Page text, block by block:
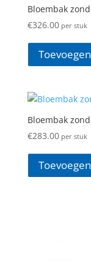
Bloembak
€326.00per stuk
Bloembak
€283.00per stuk